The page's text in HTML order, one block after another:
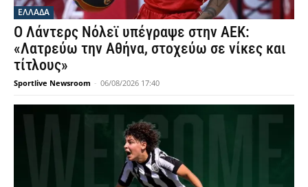
ΕΛΛΑΔΑ
Ο Λάντερς Νόλεϊ υπέγραψε στην ΑΕΚ:
«Λατρεύω την Αθήνα, στοχεύω σε νίκες και
τίτλους»
Sportlive Newsroom - 06/08/2026 17:40